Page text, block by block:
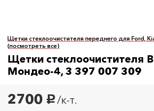
Щетки стеклоочистителя переднего для Ford,
(посмотреть все)
Щетки стеклоочистителя
Мондео-4, 3 397 007 309
2700 руб. /к-т.